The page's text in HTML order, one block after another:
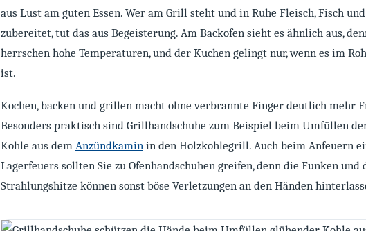
aus Lust am guten Essen. Wer am Grill steht und in Ruhe Fleisch, Fisch und
zubereitet, tut das aus Begeisterung. Am Backofen sieht es ähnlich aus,
herrschen hohe Temperaturen, und der Kuchen gelingt nur, wenn es im
ist.
Kochen, backen und grillen macht ohne verbrannte Finger deutlich mehr
Besonders praktisch sind Grillhandschuhe zum Beispiel beim Umfüllen
Kohle aus dem Anzündkamin in den Holzkohlegrill. Auch beim Anfeuern
Lagerfeuers sollten Sie zu Ofenhandschuhen greifen, denn die Funken und
Strahlungshitze können sonst böse Verletzungen an den Händen